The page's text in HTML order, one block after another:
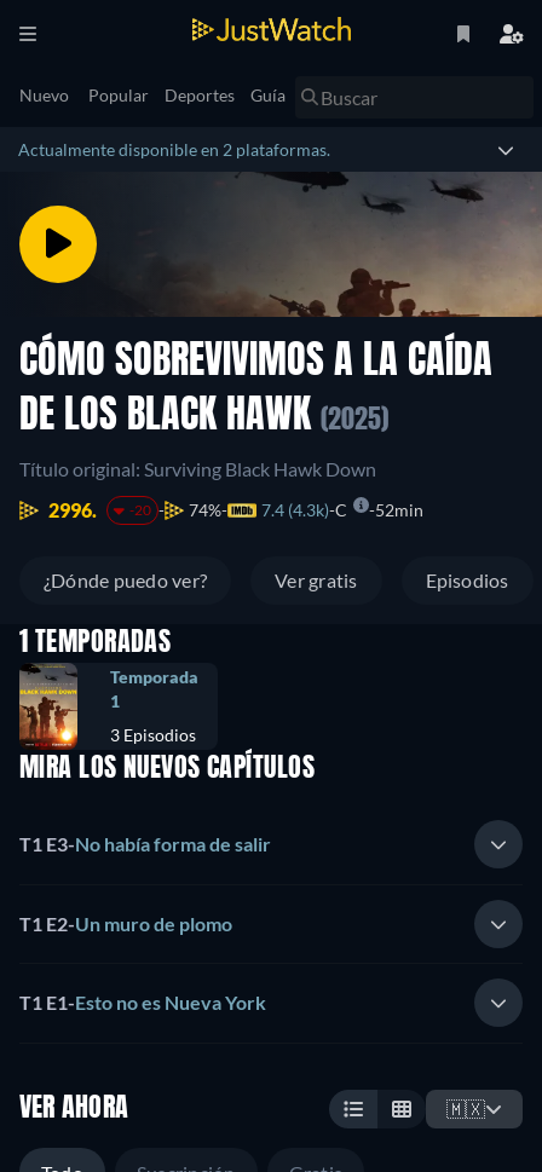
Nuevo Popular Deportes Guía
Actualmente disponible en 2 plataformas.
CÓMO SOBREVIVIMOS A LA CAÍDA
DE LOS BLACK HAWK (2025)
Título original: Surviving Black Hawk Down
2996.
-20 74% 7.4 (4.3k) C 52min
¿Dónde puedo ver? Ver gratis Episodios
1 TEMPORADAS
Temporada
1
3 Episodios
MIRA LOS NUEVOS CAPÍTULOS
T1 E3-No había forma de salir
T1 E2-Un muro de plomo
T1 E1-Esto no es Nueva York
VER AHORA 🇲🇽